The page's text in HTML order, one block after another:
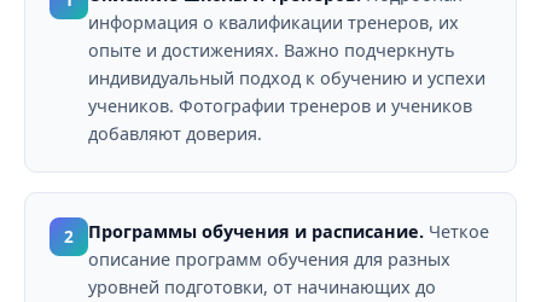
информация о квалификации тренеров, их
опыте и достижениях. Важно подчеркнуть
индивидуальный подход к обучению и успехи
учеников. Фотографии тренеров и учеников
добавляют доверия.
2 Программы обучения и расписание. Четкое
описание программ обучения для разных
уровней подготовки, от начинающих до